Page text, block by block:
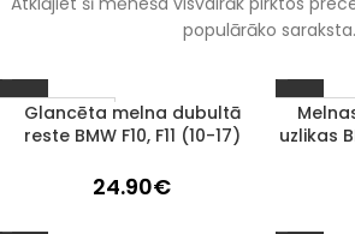
populārāko saraksta.
1–3 d. d.
Glancēta melna dubultā
reste BMW F10, F11 (10-17)
24.90€
uzlikas